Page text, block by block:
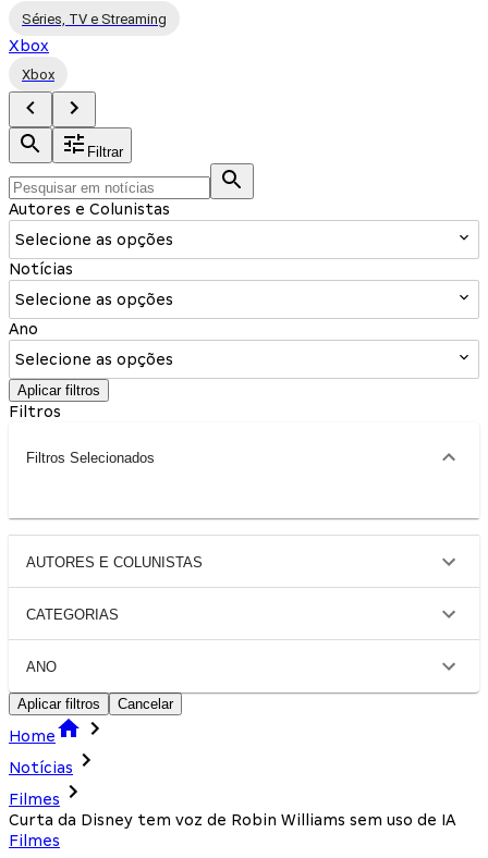
Séries, TV e Streaming
Xbox
Xbox
Filtrar
Autores e Colunistas
Selecione as opções
Notícias
Selecione as opções
Ano
Selecione as opções
Aplicar filtros
Filtros
Filtros Selecionados
AUTORES E COLUNISTAS
CATEGORIAS
ANO
Aplicar filtros Cancelar
Home
Notícias
Filmes
Curta da Disney tem voz de Robin Williams sem uso de IA
Filmes